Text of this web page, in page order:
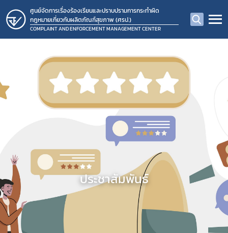
ศูนย์จัดการเรื่องร้องเรียนและปราบปรามการกระทำผิด
กฎหมายเกี่ยวกับผลิตภัณฑ์สุขภาพ (ศรป.)
COMPLAINT AND ENFORCEMENT MANAGEMENT CENTER
ประชาสัมพันธ์